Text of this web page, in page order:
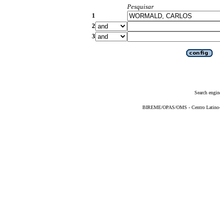
Pesquisar
1
2
3
Search
BIREME/OPAS/OMS - Centro Latino-